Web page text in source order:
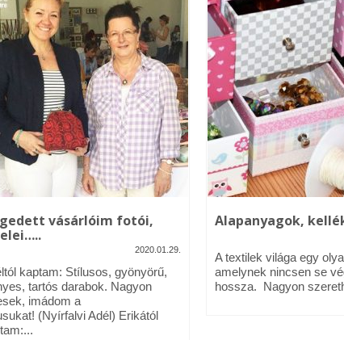
vásárlóim fotói,
2020.01.29.
kaptam: Stílusos, gyönyörű,
tartós darabok. Nagyon
imádom a
(Nyírfalvi Adél) Erikától
Alapanyagok,
A textilek világa egy
amelynek nincsen se
hossza. Nagyon